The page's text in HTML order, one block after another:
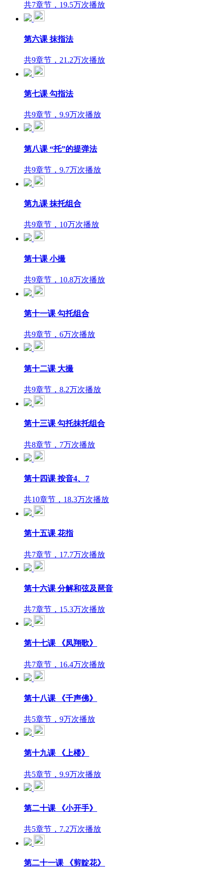
共7章节，19.5万次播放
第六课 抹指法
共9章节，21.2万次播放
第七课 勾指法
共9章节，9.9万次播放
第八课 “托”的提弹法
共9章节，9.7万次播放
第九课 抹托组合
共9章节，10万次播放
第十课 小撮
共9章节，10.8万次播放
第十一课 勾托组合
共9章节，6万次播放
第十二课 大撮
共9章节，8.2万次播放
第十三课 勾托抹托组合
共8章节，7万次播放
第十四课 按音4、7
共10章节，18.3万次播放
第十五课 花指
共7章节，17.7万次播放
第十六课 分解和弦及琶音
共7章节，15.3万次播放
第十七课 《凤翔歌》
共7章节，16.4万次播放
第十八课 《千声佛》
共5章节，9万次播放
第十九课 《上楼》
共5章节，9.9万次播放
第二十课 《小开手》
共5章节，7.2万次播放
第二十一课 《剪靛花》